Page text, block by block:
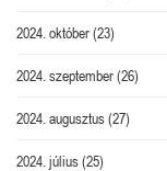
2024. október(23)
2024. szeptember(26)
2024. augusztus(27)
2024. július(25)